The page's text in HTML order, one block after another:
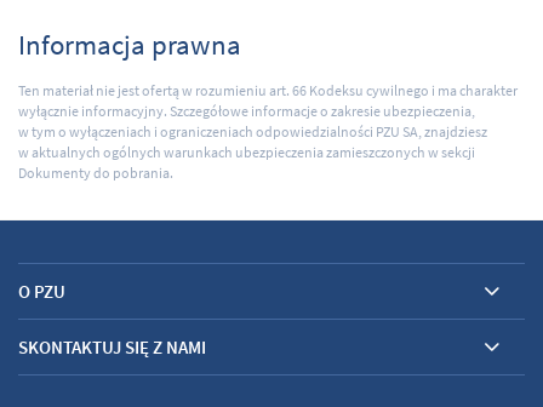
Informacja prawna
Ten materiał nie jest ofertą w rozumieniu art. 66 Kodeksu cywilnego i ma charakter
wyłącznie informacyjny. Szczegółowe informacje o zakresie ubezpieczenia,
w tym o wyłączeniach i ograniczeniach odpowiedzialności PZU SA, znajdziesz
w aktualnych ogólnych warunkach ubezpieczenia zamieszczonych w sekcji
Dokumenty do pobrania.
O PZU
SKONTAKTUJ SIĘ Z NAMI